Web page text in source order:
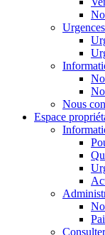
Urgences
Nous
Espace